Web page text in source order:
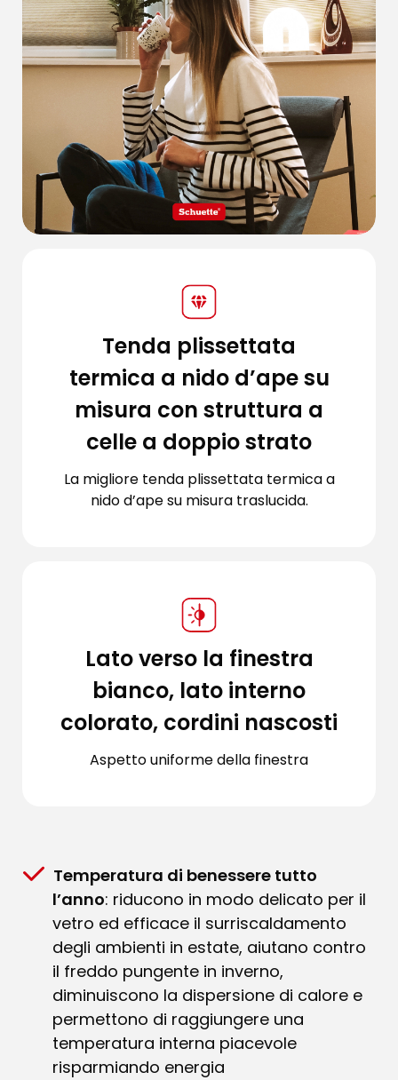
Tenda plissettata
termica a nido d’ape su
misura con struttura a
celle a doppio strato
La migliore tenda plissettata termica a
nido d’ape su misura traslucida.
Lato verso la finestra
bianco, lato interno
colorato, cordini nascosti
Aspetto uniforme della finestra
Temperatura di benessere tutto
l’anno: riducono in modo delicato per il
vetro ed efficace il surriscaldamento
degli ambienti in estate, aiutano contro
il freddo pungente in inverno,
diminuiscono la dispersione di calore e
permettono di raggiungere una
temperatura interna piacevole
risparmiando energia